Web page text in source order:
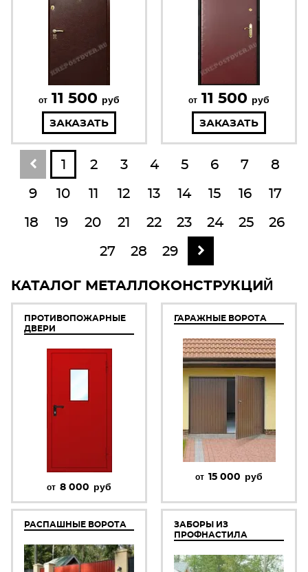
от 11 500 руб
ЗАКАЗАТЬ
от 11 500 руб
ЗАКАЗАТЬ
1 2 3 4 5 6 7
8
9
10 11 12 13 14 15 16
17
18
19 20 21 22 23 24 25
26
27
28 29
КАТАЛОГ МЕТАЛЛОКОНСТРУКЦИЙ
ПРОТИВОПОЖАРНЫЕ
ДВЕРИ
от 8 000 руб
ГАРАЖНЫЕ ВОРОТА
от 15 000 руб
РАСПАШНЫЕ ВОРОТА
ЗАБОРЫ ИЗ
ПРОФНАСТИЛА